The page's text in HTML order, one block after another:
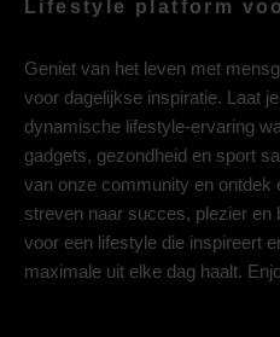
Lifestyle platform
Geniet van het leven met
voor dagelijkse inspiratie. Laat
dynamische lifestyle-ervaring
gadgets, gezondheid en sport
van onze community en ontdek
streven naar succes, plezier en
voor een lifestyle die inspireert
maximale uit elke dag haalt.